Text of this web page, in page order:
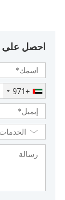
احصل على
+971